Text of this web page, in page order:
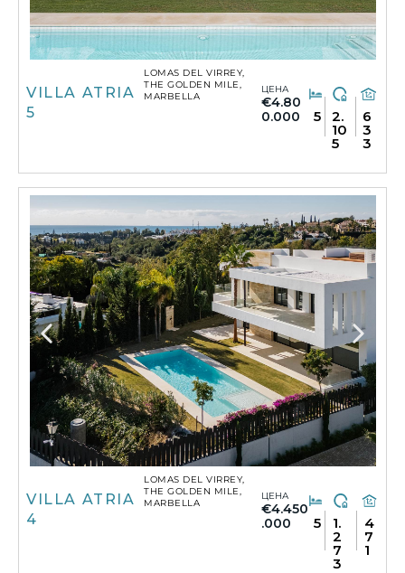
VILLA ATRIA
5
LOMAS DEL VIRREY,
THE GOLDEN MILE,
MARBELLA
ЦЕНА
€4.80
0.000
5 2.
10
5
6
3
3
VILLA ATRIA
4
LOMAS DEL VIRREY,
THE GOLDEN MILE,
MARBELLA
ЦЕНА
€4.450
.000
5 1.
2
7
3
4
7
1